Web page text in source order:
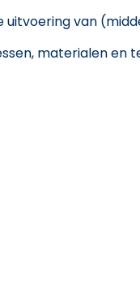
uitvoering van
materialen en